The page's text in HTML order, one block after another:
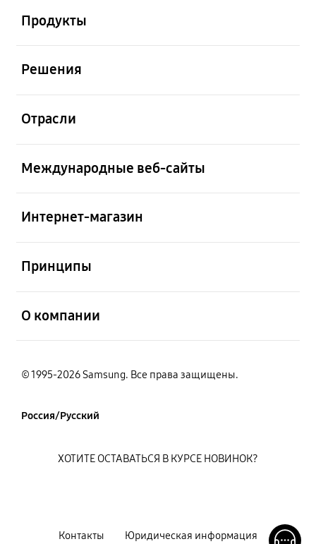
Продукты
Решения
Отрасли
Международные веб-сайты
Интернет-магазин
Принципы
О компании
© 1995-2026 Samsung. Все права защищены.
Россия/Русский
Контакты Юридическая информация
ХОТИТЕ ОСТАВАТЬСЯ В КУРСЕ НОВИНОК?